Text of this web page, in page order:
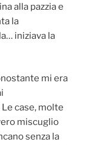
alla pazzia e
la
iniziava la
mi era
case, molte
miscuglio
senza la